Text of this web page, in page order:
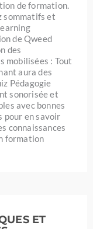
de formation.
sommatifs et
de Qweed
des
mobilisées : Tout
aura des
Pédagogie
sonorisée et
avec bonnes
pour en savoir
connaissances
formation
ET